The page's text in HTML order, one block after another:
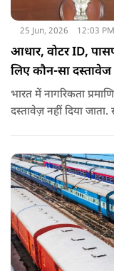
25 Jun, 2026 12:03 PM
आधार, वोटर ID,
लिए कौन-सा दस्तावेज
भारत में नागरिकता
दस्तावेज़ नहीं दिया